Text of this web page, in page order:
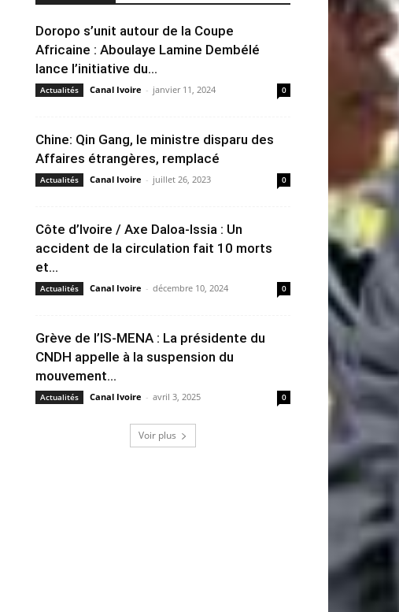
Doropo s’unit autour de la Coupe
Africaine : Aboulaye Lamine Dembélé
lance l’initiative du...
Actualités Canal Ivoire - janvier 11, 2024 0
Chine: Qin Gang, le ministre disparu des
Affaires étrangères, remplacé
Actualités Canal Ivoire - juillet 26, 2023 0
Côte d’Ivoire / Axe Daloa-Issia : Un
accident de la circulation fait 10 morts
et...
Actualités Canal Ivoire - décembre 10, 2024 0
Grève de l’IS-MENA : La présidente du
CNDH appelle à la suspension du
mouvement...
Actualités Canal Ivoire - avril 3, 2025 0
Voir plus